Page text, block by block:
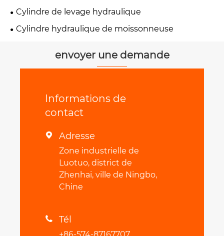
Cylindre de levage hydraulique
Cylindre hydraulique de moissonneuse
envoyer une demande
Informations de
contact
 Adresse
Zone industrielle de
Luotuo, district de
Zhenhai, ville de Ningbo,
Chine
 Tél
+86-574-87167707